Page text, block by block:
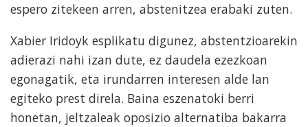
espero zitekeen arren, abstenitzea erabaki zuten.
Xabier Iridoyk esplikatu digunez, abstentzioarekin
adierazi nahi izan dute, ez daudela ezezkoan
egonagatik, eta irundarren interesen alde lan
egiteko prest direla. Baina eszenatoki berri
honetan, jeltzaleak oposizio alternatiba bakarra